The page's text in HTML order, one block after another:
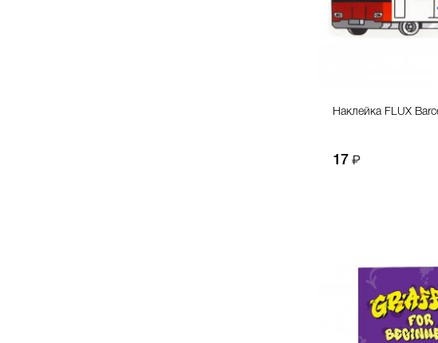
Наклейка FLUX
17